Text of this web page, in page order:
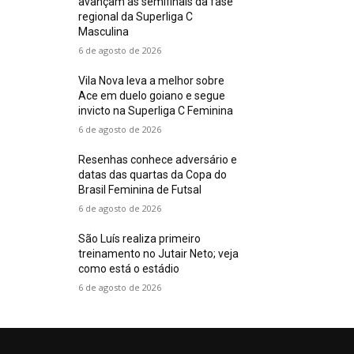
regional da Superliga C
Masculina
6 de agosto de 2026
Vila Nova leva a melhor sobre
Ace em duelo goiano e segue
invicto na Superliga C Feminina
6 de agosto de 2026
Resenhas conhece adversário e
datas das quartas da Copa do
Brasil Feminina de Futsal
6 de agosto de 2026
São Luís realiza primeiro
treinamento no Jutair Neto; veja
como está o estádio
6 de agosto de 2026